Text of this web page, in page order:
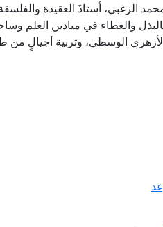
الزغبي، أستاذَ العقيدة
والعطاء في ميادين العلم
الوسطي، وتربية أجيالٍ من